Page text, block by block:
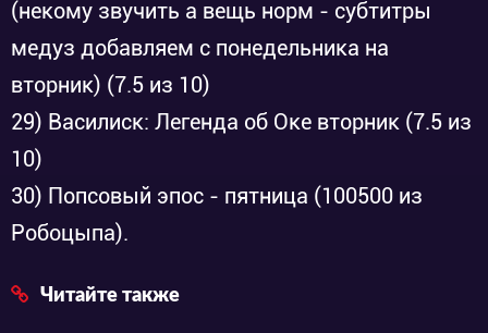
(некому звучить а вещь норм - субтитры
медуз добавляем с понедельника на
вторник) (7.5 из 10)
29) Василиск: Легенда об Оке вторник (7.5 из
10)
30) Попсовый эпос - пятница (100500 из
Робоцыпа).
Читайте также